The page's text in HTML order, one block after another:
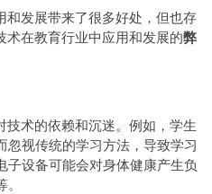
和发展带来了很多好处，但也存
在教育行业中应用和发展的弊
术的依赖和沉迷。例如，学生
视传统的学习方法，导致学习
设备可能会对身体健康产生负